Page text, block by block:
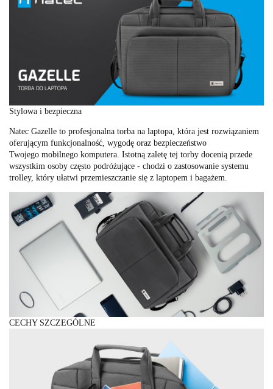
Stylowa i bezpieczna
Natec Gazelle to profesjonalna torba na laptopa, która jest rozwiązaniem
oferującym funkcjonalność, wygodę oraz bezpieczeństwo
Twojego mobilnego komputera. Istotną zaletę tej torby docenią przede
wszystkim osoby często podróżujące - chodzi o zastosowanie systemu
trolley, który ułatwi przemieszczanie się z laptopem i bagażem.
CECHY SZCZEGÓLNE